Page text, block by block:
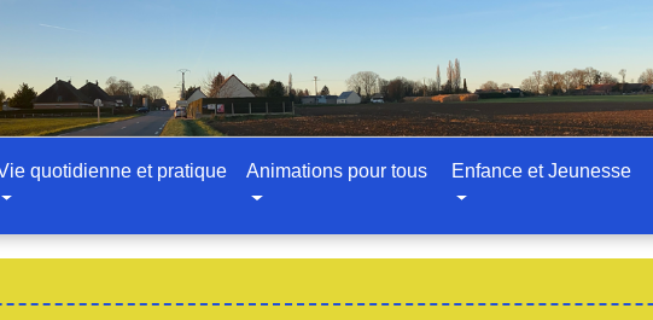
quotidienne et pratique Animations pour tous Enfance et Jeunesse